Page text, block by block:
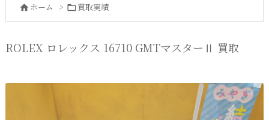
 ホーム > 買取実績
ROLEX ロレックス 16710 GMTマスターⅡ 買取